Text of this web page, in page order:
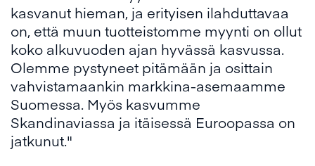
kasvanut hieman, ja erityisen ilahduttavaa
on, että muun tuotteistomme myynti on ollut
koko alkuvuoden ajan hyvässä kasvussa.
Olemme pystyneet pitämään ja osittain
vahvistamaankin markkina-asemaamme
Suomessa. Myös kasvumme
Skandinaviassa ja itäisessä Euroopassa on
jatkunut."